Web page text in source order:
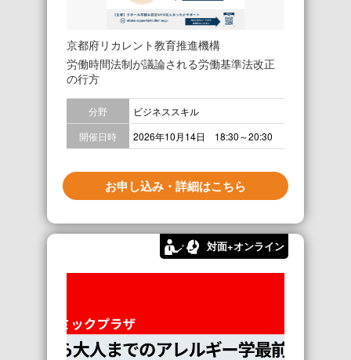
京都府リカレント教育推進機構
労働時間法制が議論される労働基準法改正
の行方
分野
ビジネススキル
開催日時
2026年10月14日 18:30～20:30
お申し込み・詳細はこちら
対面+オンライン